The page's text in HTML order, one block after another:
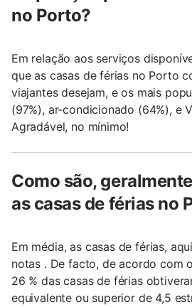
no Porto?
Em relação aos serviços
que as casas de férias no Porto
viajantes desejam, e os mais
(97%), ar-condicionado (64%), e
Agradável, no mínimo!
Como são,
as casas de férias no
Em média, as casas de férias,
notas . De facto, de acordo com
26 % das casas de férias
equivalente ou superior de 4,5